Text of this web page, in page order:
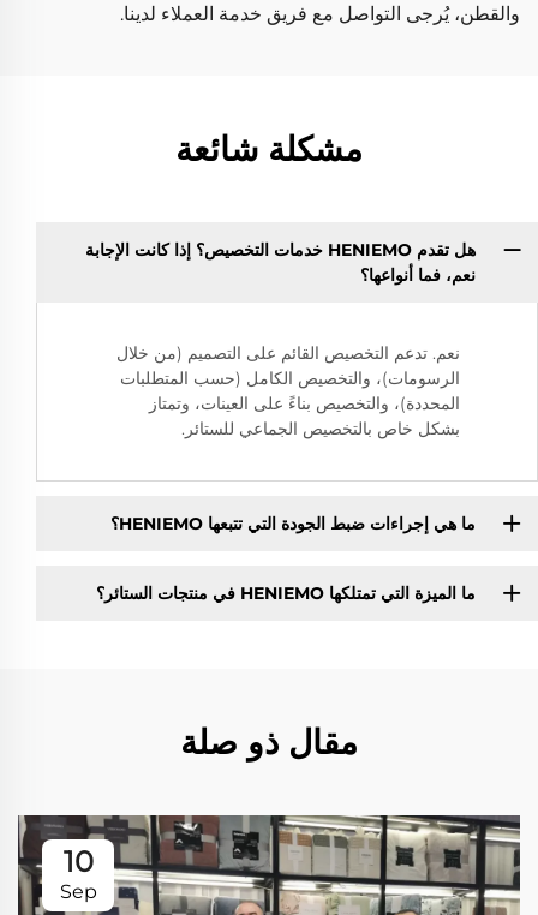
والقطن، يُرجى التواصل مع فريق خدمة العملاء لدينا.
مشكلة شائعة
هل تقدم HENIEMO خدمات التخصيص؟ إذا كانت الإجابة
نعم، فما أنواعها؟
نعم. تدعم التخصيص القائم على التصميم (من خلال
الرسومات)، والتخصيص الكامل (حسب المتطلبات
المحددة)، والتخصيص بناءً على العينات، وتمتاز
بشكل خاص بالتخصيص الجماعي للستائر.
ما هي إجراءات ضبط الجودة التي تتبعها HENIEMO؟
ما الميزة التي تمتلكها HENIEMO في منتجات الستائر؟
مقال ذو صلة
10
Sep